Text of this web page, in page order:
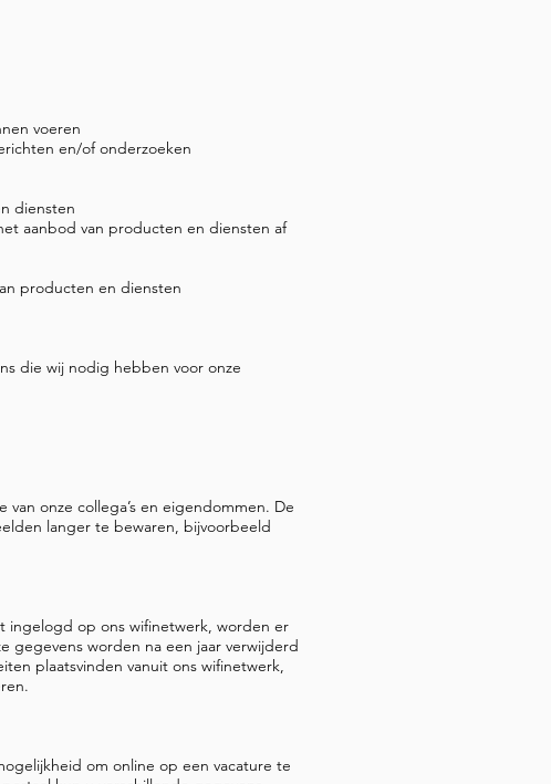
voeren
en/of onderzoeken
diensten
aanbod van producten en diensten af
producten en diensten
die wij nodig hebben voor onze
van onze collega’s en eigendommen. De
langer te bewaren, bijvoorbeeld
ingelogd op ons wifinetwerk, worden er
gegevens worden na een jaar verwijderd
plaatsvinden vanuit ons wifinetwerk,
om online op een vacature te